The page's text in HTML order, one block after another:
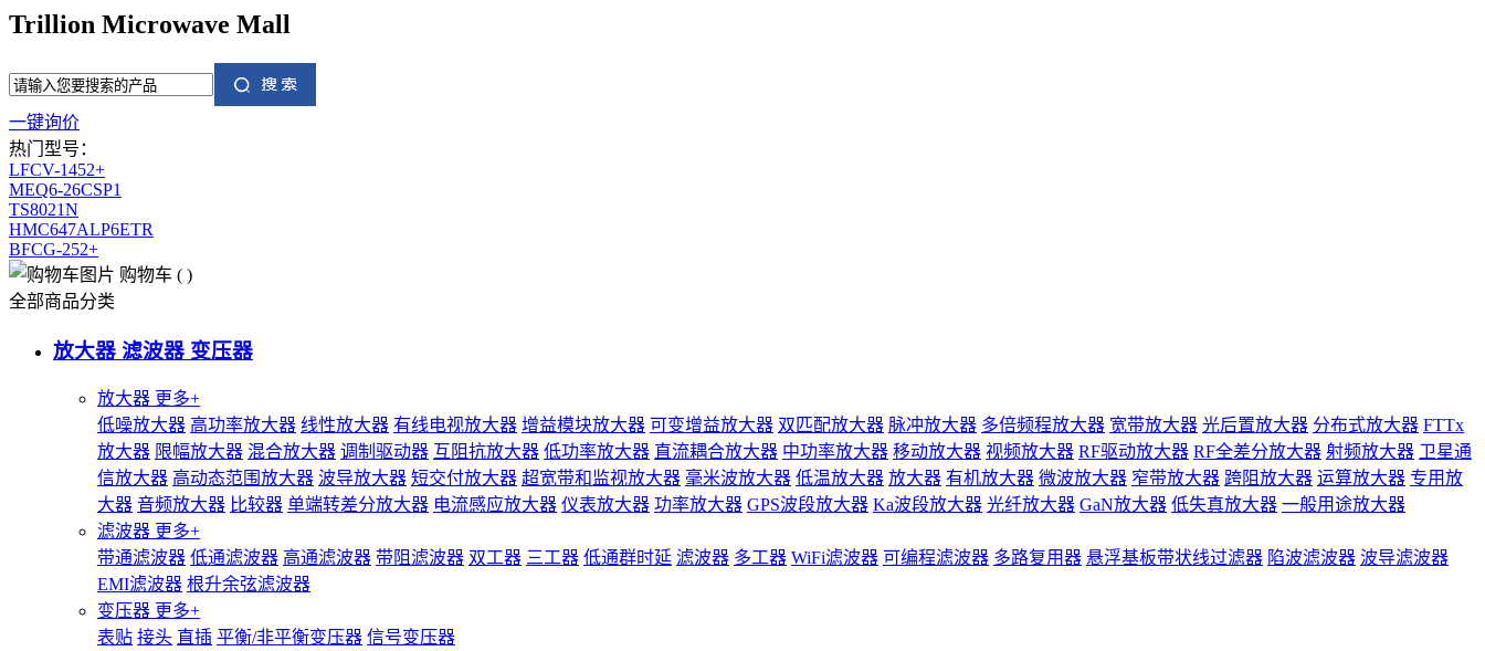
Trillion Microwave Mall
一键询价
热门型号：
LFCV-1452+
MEQ6-26CSP1
TS8021N
HMC647ALP6ETR
BFCG-252+
购物车 ( )
全部商品分类
放大器 滤波器 变压器
放大器 更多+
低噪放大器 高功率放大器 线性放大器 有线电视放大器 增益模块放大器 可变增益放大器 双匹配放大器 脉冲放大器 多倍频程放大器 宽带放大器 光后置放大器 分布式放大器 FTTx
放大器 限幅放大器 混合放大器 调制驱动器 互阻抗放大器 低功率放大器 直流耦合放大器 中功率放大器 移动放大器 视频放大器 RF驱动放大器 RF全差分放大器 射频放大器 卫星通
信放大器 高动态范围放大器 波导放大器 短交付放大器 超宽带和监视放大器 毫米波放大器 低温放大器 放大器 有机放大器 微波放大器 窄带放大器 跨阻放大器 运算放大器 专用放
大器 音频放大器 比较器 单端转差分放大器 电流感应放大器 仪表放大器 功率放大器 GPS波段放大器 Ka波段放大器 光纤放大器 GaN放大器 低失真放大器 一般用途放大器
滤波器 更多+
带通滤波器 低通滤波器 高通滤波器 带阻滤波器 双工器 三工器 低通群时延 滤波器 多工器 WiFi滤波器 可编程滤波器 多路复用器 悬浮基板带状线过滤器 陷波滤波器 波导滤波器
EMI滤波器 根升余弦滤波器
变压器 更多+
表贴 接头 直插 平衡/非平衡变压器 信号变压器